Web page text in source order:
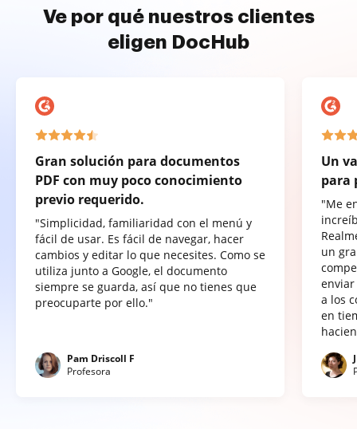
Ve por qué nuestros clientes
eligen DocHub
Gran solución para documentos
PDF con muy poco conocimiento
previo requerido.
"Simplicidad, familiaridad con el menú y
fácil de usar. Es fácil de navegar, hacer
cambios y editar lo que necesites. Como se
utiliza junto a Google, el documento
siempre se guarda, así que no tienes que
preocuparte por ello."
Pam Driscoll F
Profesora
Un
para
"Me
un
a los
en